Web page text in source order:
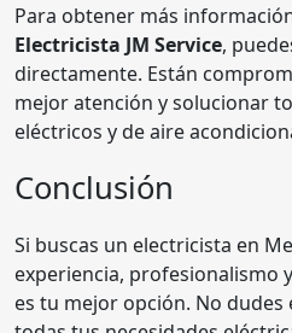
Para obtener más
Electricista JM Service,
directamente. Están
mejor atención y solucionar
eléctricos y de aire
Conclusión
Si buscas un electricista en
experiencia, profesionalismo
es tu mejor opción. No